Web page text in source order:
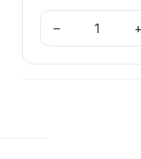
– +